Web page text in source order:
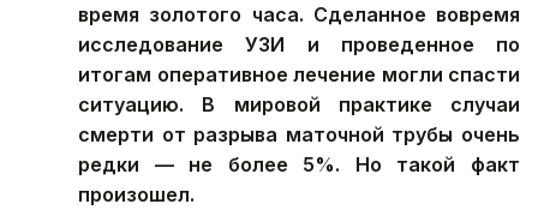
время золотого часа. Сделанное вовремя
исследование УЗИ и проведенное по
итогам оперативное лечение могли спасти
ситуацию. В мировой практике случаи
смерти от разрыва маточной трубы очень
редки — не более 5%. Но такой факт
произошел.